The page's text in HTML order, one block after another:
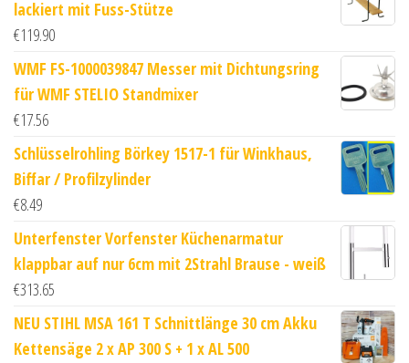
lackiert mit Fuss-Stütze
€119.90
WMF FS-1000039847 Messer mit Dichtungsring
für WMF STELIO Standmixer
€17.56
Schlüsselrohling Börkey 1517-1 für Winkhaus,
Biffar / Profilzylinder
€8.49
Unterfenster Vorfenster Küchenarmatur
klappbar auf nur 6cm mit 2Strahl Brause - weiß
€313.65
NEU STIHL MSA 161 T Schnittlänge 30 cm Akku
Kettensäge 2 x AP 300 S + 1 x AL 500